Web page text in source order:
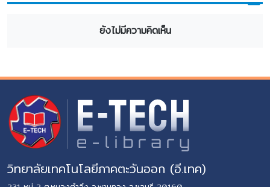
ยังไม่มีความคิดเห็น
วิทยาลัยเทคโนโลยีภาคตะวันออก (อี.เทค)